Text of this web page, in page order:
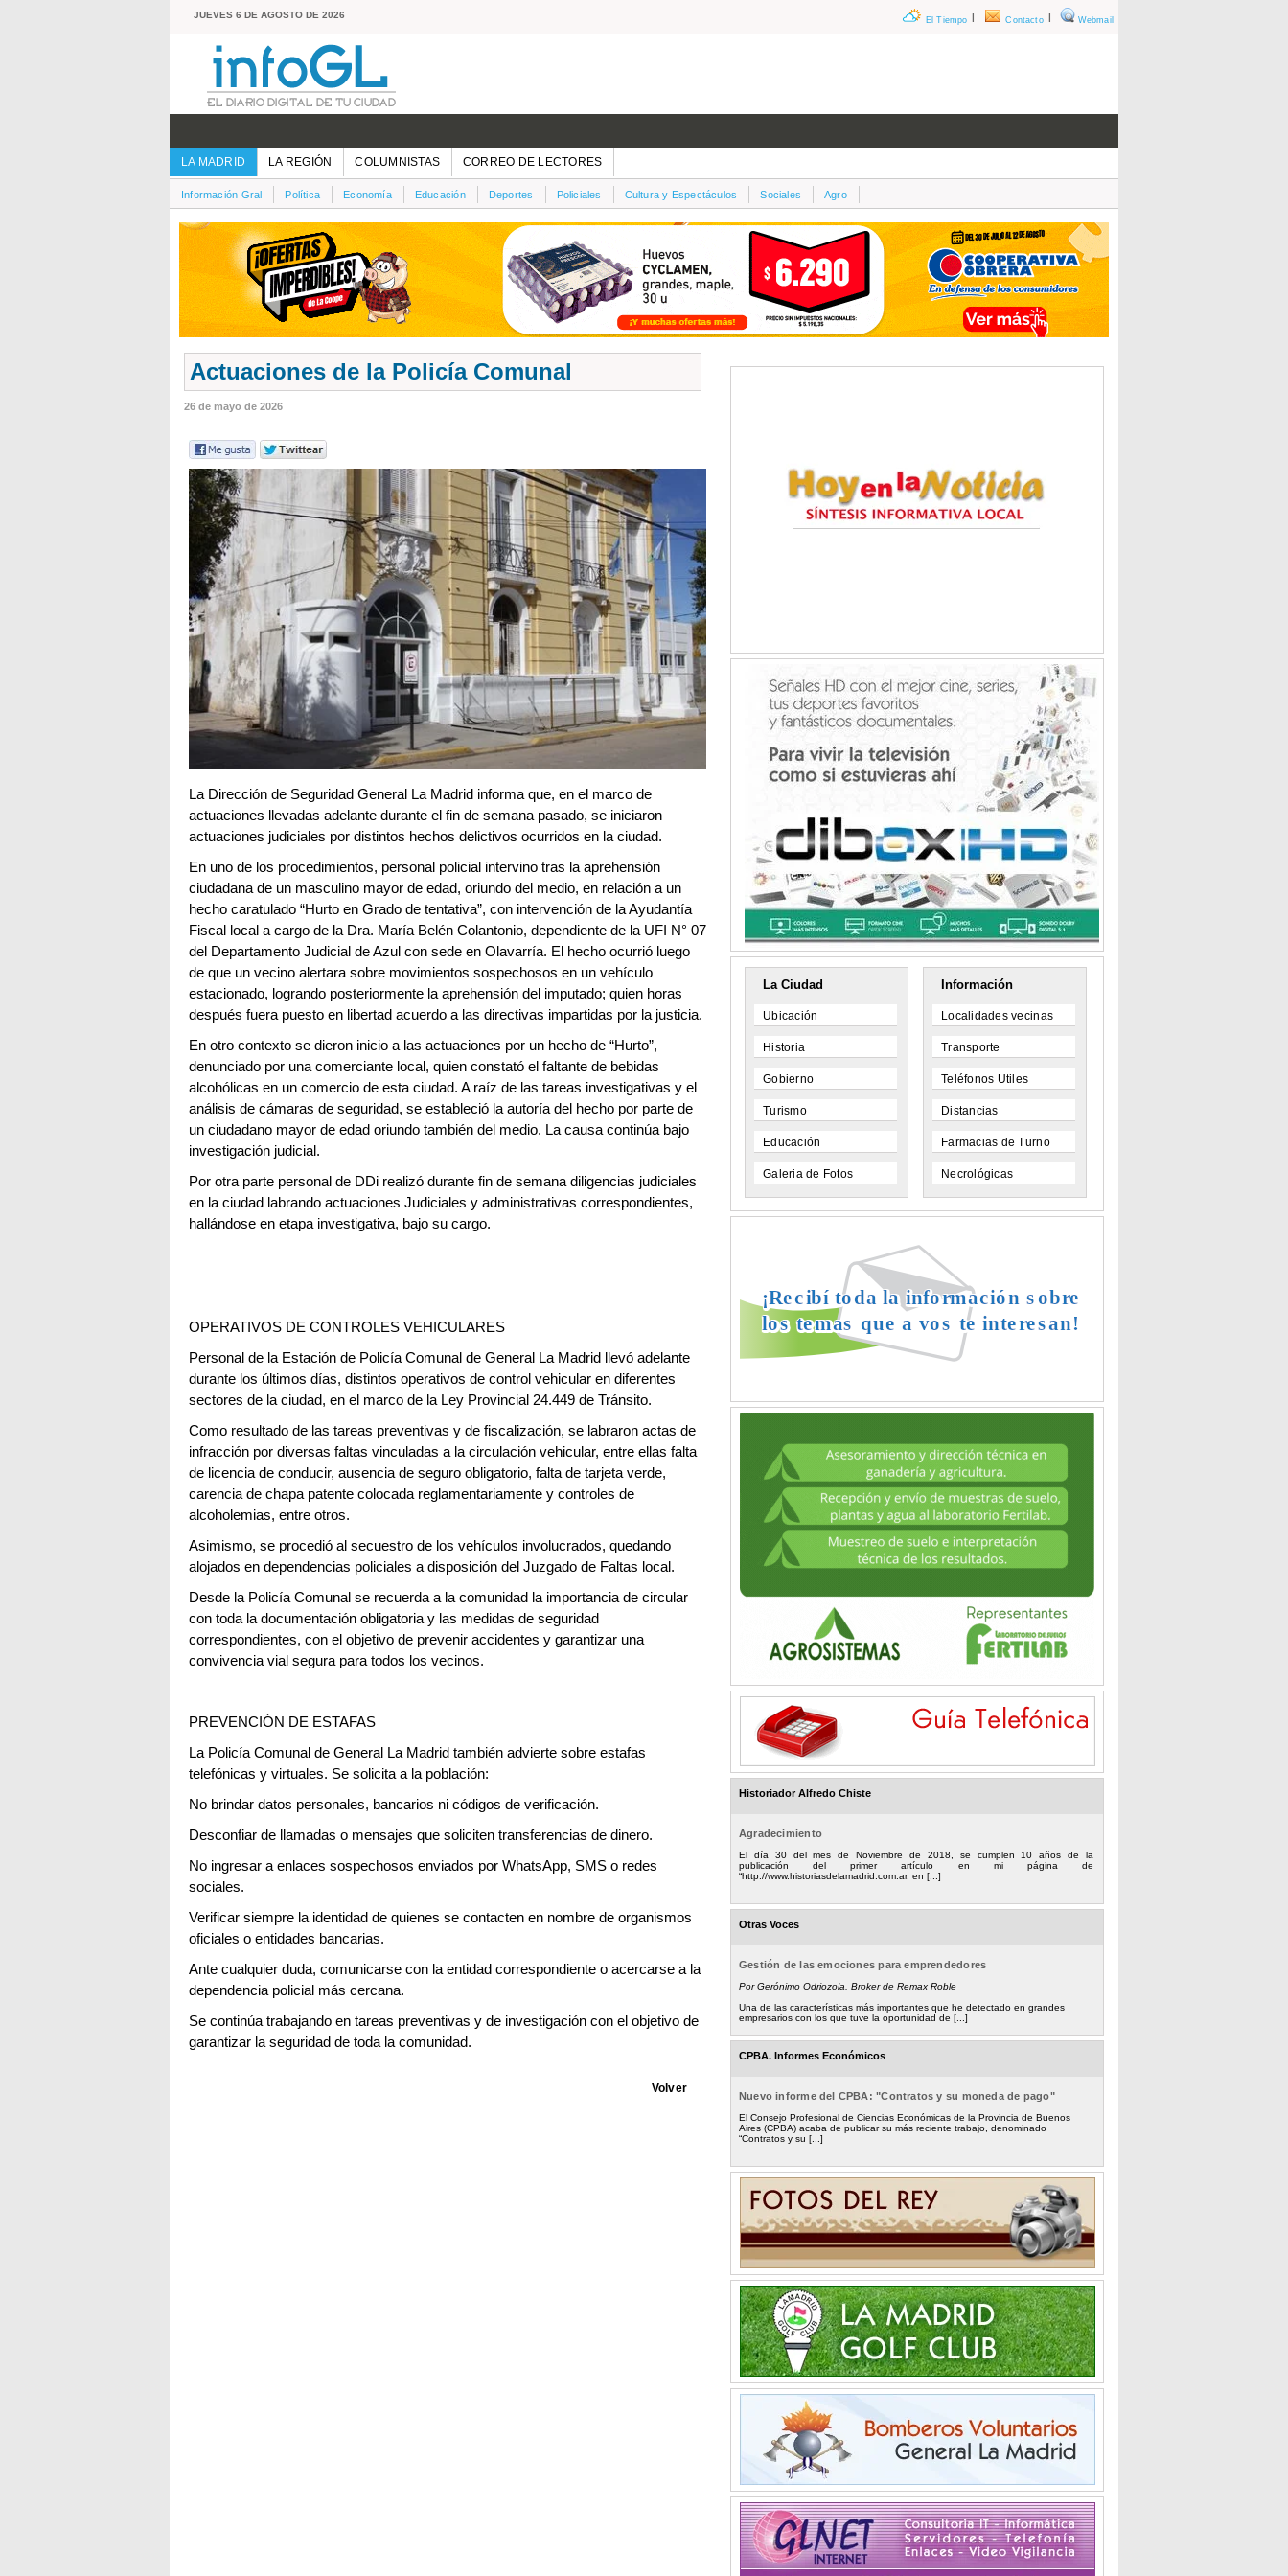
JUEVES 6 DE AGOSTO DE 2026 Webmail
|
Contacto
|
El Tiempo
LA MADRID LA REGIÓN COLUMNISTAS CORREO DE LECTORES
Información Gral Política Economía Educación Deportes Policiales Cultura y Espectáculos Sociales Agro
Actuaciones de la Policía Comunal
26 de mayo de 2026
La Dirección de Seguridad General La Madrid informa que, en el marco de
actuaciones llevadas adelante durante el fin de semana pasado, se iniciaron
actuaciones judiciales por distintos hechos delictivos ocurridos en la ciudad.
En uno de los procedimientos, personal policial intervino tras la aprehensión
ciudadana de un masculino mayor de edad, oriundo del medio, en relación a un
hecho caratulado “Hurto en Grado de tentativa”, con intervención de la Ayudantía
Fiscal local a cargo de la Dra. María Belén Colantonio, dependiente de la UFI N° 07
del Departamento Judicial de Azul con sede en Olavarría. El hecho ocurrió luego
de que un vecino alertara sobre movimientos sospechosos en un vehículo
estacionado, logrando posteriormente la aprehensión del imputado; quien horas
después fuera puesto en libertad acuerdo a las directivas impartidas por la justicia.
En otro contexto se dieron inicio a las actuaciones por un hecho de “Hurto”,
denunciado por una comerciante local, quien constató el faltante de bebidas
alcohólicas en un comercio de esta ciudad. A raíz de las tareas investigativas y el
análisis de cámaras de seguridad, se estableció la autoría del hecho por parte de
un ciudadano mayor de edad oriundo también del medio. La causa continúa bajo
investigación judicial.
Por otra parte personal de DDi realizó durante fin de semana diligencias judiciales
en la ciudad labrando actuaciones Judiciales y administrativas correspondientes,
hallándose en etapa investigativa, bajo su cargo.
OPERATIVOS DE CONTROLES VEHICULARES
Personal de la Estación de Policía Comunal de General La Madrid llevó adelante
durante los últimos días, distintos operativos de control vehicular en diferentes
sectores de la ciudad, en el marco de la Ley Provincial 24.449 de Tránsito.
Como resultado de las tareas preventivas y de fiscalización, se labraron actas de
infracción por diversas faltas vinculadas a la circulación vehicular, entre ellas falta
de licencia de conducir, ausencia de seguro obligatorio, falta de tarjeta verde,
carencia de chapa patente colocada reglamentariamente y controles de
alcoholemias, entre otros.
Asimismo, se procedió al secuestro de los vehículos involucrados, quedando
alojados en dependencias policiales a disposición del Juzgado de Faltas local.
Desde la Policía Comunal se recuerda a la comunidad la importancia de circular
con toda la documentación obligatoria y las medidas de seguridad
correspondientes, con el objetivo de prevenir accidentes y garantizar una
convivencia vial segura para todos los vecinos.
PREVENCIÓN DE ESTAFAS
La Policía Comunal de General La Madrid también advierte sobre estafas
telefónicas y virtuales. Se solicita a la población:
No brindar datos personales, bancarios ni códigos de verificación.
Desconfiar de llamadas o mensajes que soliciten transferencias de dinero.
No ingresar a enlaces sospechosos enviados por WhatsApp, SMS o redes
sociales.
Verificar siempre la identidad de quienes se contacten en nombre de organismos
oficiales o entidades bancarias.
Ante cualquier duda, comunicarse con la entidad correspondiente o acercarse a la
dependencia policial más cercana.
Se continúa trabajando en tareas preventivas y de investigación con el objetivo de
garantizar la seguridad de toda la comunidad.
Volver
La Ciudad
Ubicación
Historia
Gobierno
Turismo
Educación
Galeria de Fotos
Información
Localidades vecinas
Transporte
Teléfonos Utiles
Distancias
Farmacias de Turno
Necrológicas
Historiador Alfredo Chiste
Agradecimiento
El día 30 del mes de Noviembre de 2018, se cumplen 10 años de la
publicación del primer artículo en mi página de
“http://www.historiasdelamadrid.com.ar, en [...]
Otras Voces
Gestión de las emociones para emprendedores
Por Gerónimo Odriozola, Broker de Remax Roble
Una de las características más importantes que he detectado en grandes
empresarios con los que tuve la oportunidad de [...]
CPBA. Informes Económicos
Nuevo informe del CPBA: "Contratos y su moneda de pago"
El Consejo Profesional de Ciencias Económicas de la Provincia de Buenos
Aires (CPBA) acaba de publicar su más reciente trabajo, denominado
“Contratos y su [...]